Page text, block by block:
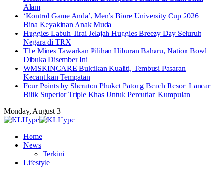
Alam
‘Kontrol Game Anda’, Men’s Biore University Cup 2026
Bina Keyakinan Anak Muda
Huggies Labuh Tirai Jelajah Huggies Breezy Day Seluruh
Negara di TRX
The Mines Tawarkan Pilihan Hiburan Baharu, Nation Bowl
Dibuka Disember Ini
WMSKINCARE Buktikan Kualiti, Tembusi Pasaran
Kecantikan Tempatan
Four Points by Sheraton Phuket Patong Beach Resort Lancar
Bilik Superior Triple Khas Untuk Percutian Kumpulan
Monday, August 3
Home
News
Terkini
Lifestyle